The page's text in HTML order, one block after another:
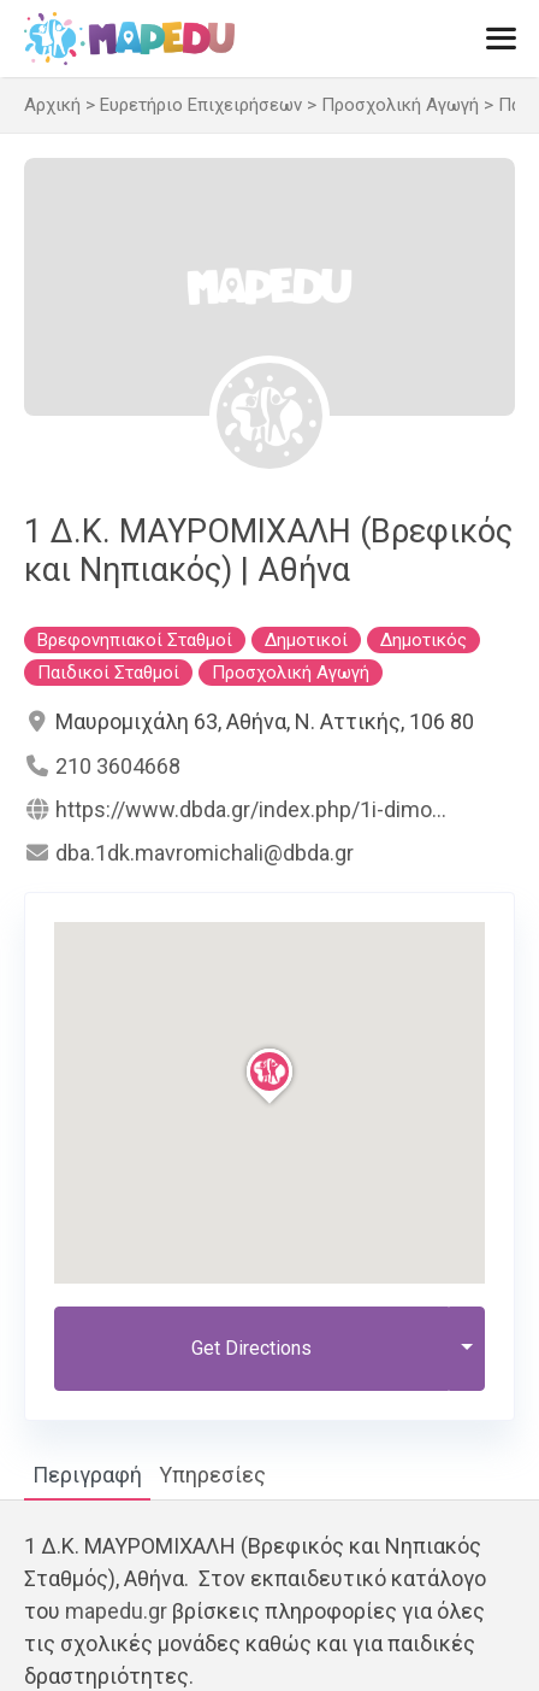
Μετάβαση
περιεχόμενο
Αρχική > Ευρετήριο Επιχειρήσεων > Προσχολική Αγωγή >
1 Δ.Κ. ΜΑΥΡΟΜΙΧΑΛΗ (Βρεφικός
και Νηπιακός) | Αθήνα
Βρεφονηπιακοί Σταθμοί Δημοτικοί
Δημοτικός
Παιδικοί Σταθμοί
Προσχολική Αγωγή
Μαυρομιχάλη 63, Αθήνα, Ν. Αττικής, 106 80
210 3604668
https://www.dbda.gr/index.php/1i-dimo...
dba.1dk.mavromichali@dbda.gr
Get Directions
Περιγραφή Υπηρεσίες
1 Δ.Κ. ΜΑΥΡΟΜΙΧΑΛΗ (Βρεφικός και Νηπιακός
Σταθμός), Αθήνα. Στον εκπαιδευτικό κατάλογο
του mapedu.gr βρίσκεις πληροφορίες για όλες
τις σχολικές μονάδες καθώς και για παιδικές
δραστηριότητες.